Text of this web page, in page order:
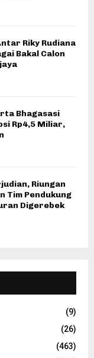
Riky Rudiana
Bakal Calon
Bhagasasi
Rp4,5 Miliar,
Riungan
Tim Pendukung
Digerebek
(9)
(26)
(463)